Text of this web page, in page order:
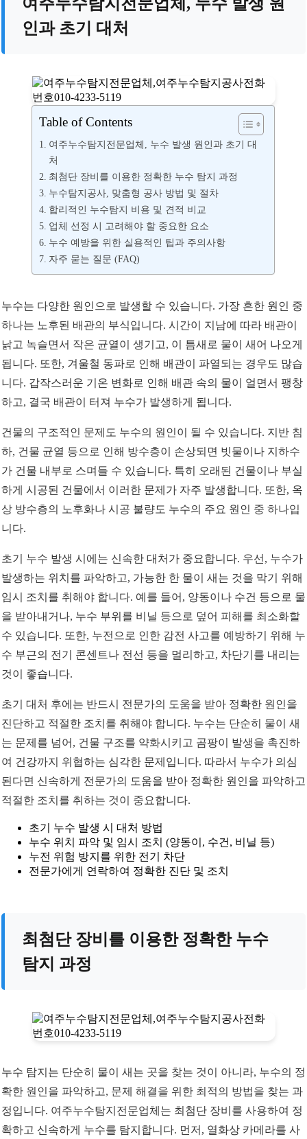
인과 초기 대처
Table of Contents
여주누수탐지전문업체, 누수 발생 원인과 초기 대
처
최첨단 장비를 이용한 정확한 누수 탐지 과정
누수탐지공사, 맞춤형 공사 방법 및 절차
합리적인 누수탐지 비용 및 견적 비교
업체 선정 시 고려해야 할 중요한 요소
누수 예방을 위한 실용적인 팁과 주의사항
자주 묻는 질문 (FAQ)
누수는 다양한 원인으로 발생할 수 있습니다. 가장 흔한 원인 중
하나는 노후된 배관의 부식입니다. 시간이 지남에 따라 배관이
낡고 녹슬면서 작은 균열이 생기고, 이 틈새로 물이 새어 나오게
됩니다. 또한, 겨울철 동파로 인해 배관이 파열되는 경우도 많습
니다. 갑작스러운 기온 변화로 인해 배관 속의 물이 얼면서 팽창
하고, 결국 배관이 터져 누수가 발생하게 됩니다.
건물의 구조적인 문제도 누수의 원인이 될 수 있습니다. 지반 침
하, 건물 균열 등으로 인해 방수층이 손상되면 빗물이나 지하수
가 건물 내부로 스며들 수 있습니다. 특히 오래된 건물이나 부실
하게 시공된 건물에서 이러한 문제가 자주 발생합니다. 또한, 옥
상 방수층의 노후화나 시공 불량도 누수의 주요 원인 중 하나입
니다.
초기 누수 발생 시에는 신속한 대처가 중요합니다. 우선, 누수가
발생하는 위치를 파악하고, 가능한 한 물이 새는 것을 막기 위해
임시 조치를 취해야 합니다. 예를 들어, 양동이나 수건 등으로 물
을 받아내거나, 누수 부위를 비닐 등으로 덮어 피해를 최소화할
수 있습니다. 또한, 누전으로 인한 감전 사고를 예방하기 위해 누
수 부근의 전기 콘센트나 전선 등을 멀리하고, 차단기를 내리는
것이 좋습니다.
초기 대처 후에는 반드시 전문가의 도움을 받아 정확한 원인을
진단하고 적절한 조치를 취해야 합니다. 누수는 단순히 물이 새
는 문제를 넘어, 건물 구조를 약화시키고 곰팡이 발생을 촉진하
여 건강까지 위협하는 심각한 문제입니다. 따라서 누수가 의심
된다면 신속하게 전문가의 도움을 받아 정확한 원인을 파악하고
적절한 조치를 취하는 것이 중요합니다.
초기 누수 발생 시 대처 방법
누수 위치 파악 및 임시 조치 (양동이, 수건, 비닐 등)
누전 위험 방지를 위한 전기 차단
전문가에게 연락하여 정확한 진단 및 조치
최첨단 장비를 이용한 정확한 누수
탐지 과정
누수 탐지는 단순히 물이 새는 곳을 찾는 것이 아니라, 누수의 정
확한 원인을 파악하고, 문제 해결을 위한 최적의 방법을 찾는 과
정입니다. 여주누수탐지전문업체는 최첨단 장비를 사용하여 정
확하고 신속하게 누수를 탐지합니다. 먼저, 열화상 카메라를 사